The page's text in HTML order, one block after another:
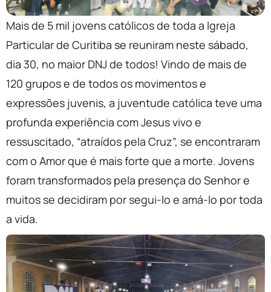
Mais de 5 mil jovens católicos de toda a Igreja
Particular de Curitiba se reuniram neste sábado,
dia 30, no maior DNJ de todos! Vindo de mais de
120 grupos e de todos os movimentos e
expressões juvenis, a juventude católica teve uma
profunda experiência com Jesus vivo e
ressuscitado, “atraídos pela Cruz”, se encontraram
com o Amor que é mais forte que a morte. Jovens
foram transformados pela presença do Senhor e
muitos se decidiram por segui-lo e amá-lo por toda
a vida.